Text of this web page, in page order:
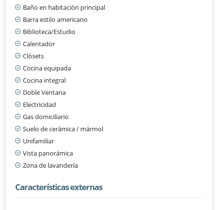
Baño en habitación principal
Barra estilo americano
Biblioteca/Estudio
Calentador
Clósets
Cocina equipada
Cocina integral
Doble Ventana
Electricidad
Gas domiciliario
Suelo de cerámica / mármol
Unifamiliar
Vista panorámica
Zona de lavandería
Características externas